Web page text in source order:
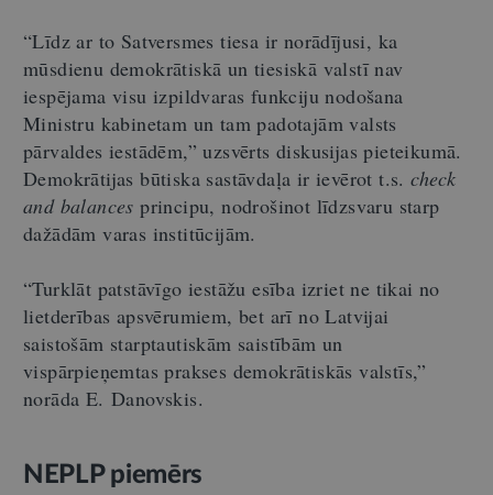
“Līdz ar to Satversmes tiesa ir norādījusi, ka
mūsdienu demokrātiskā un tiesiskā valstī nav
iespējama visu izpildvaras funkciju nodošana
Ministru kabinetam un tam padotajām valsts
pārvaldes iestādēm,” uzsvērts diskusijas pieteikumā.
Demokrātijas būtiska sastāvdaļa ir ievērot t.s.check
and balancesprincipu, nodrošinot līdzsvaru starp
dažādām varas institūcijām.
“Turklāt patstāvīgo iestāžu esība izriet ne tikai no
lietderības apsvērumiem, bet arī no Latvijai
saistošām starptautiskām saistībām un
vispārpieņemtas prakses demokrātiskās valstīs,”
norāda E. Danovskis.
NEPLP piemērs